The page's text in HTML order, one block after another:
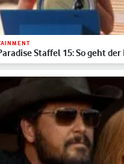
Staffel 15: So geht